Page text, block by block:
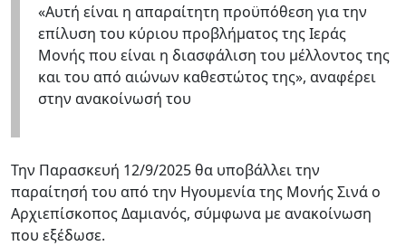
«Αυτή είναι η απαραίτητη προϋπόθεση για την
επίλυση του κύριου προβλήματος της Ιεράς
Μονής που είναι η διασφάλιση του μέλλοντος της
και του από αιώνων καθεστώτος της», αναφέρει
στην ανακοίνωσή του
Την Παρασκευή 12/9/2025 θα υποβάλλει την
παραίτησή του από την Ηγουμενία της Μονής Σινά ο
Αρχιεπίσκοπος Δαμιανός, σύμφωνα με ανακοίνωση
που εξέδωσε.